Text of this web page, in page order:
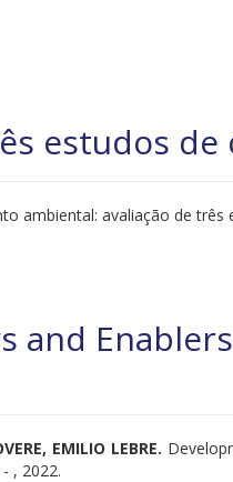
estudos de
ambiental: avaliação de três
and
EMILIO LEBRE.
, 2022.